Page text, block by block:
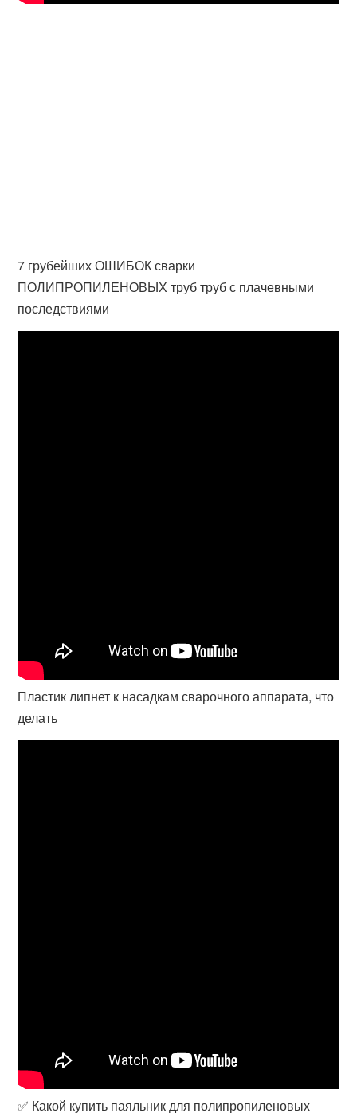
7 грубейших ОШИБОК сварки
ПОЛИПРОПИЛЕНОВЫХ труб труб с плачевными
последствиями
Пластик липнет к насадкам сварочного аппарата, что
делать
✅ Какой купить паяльник для полипропиленовых